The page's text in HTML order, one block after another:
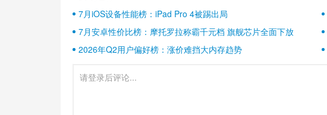
7月iOS设备性能榜：iPad Pro 4被踢出局
7月安卓性价比榜：摩托罗拉称霸千元档 旗舰芯片全面下放
2026年Q2用户偏好榜：涨价难挡大内存趋势